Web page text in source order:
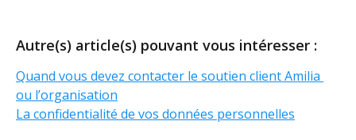
Autre(s) article(s) pouvant vous intéresser :
Quand vous devez contacter le soutien client Amilia
ou l’organisation
La confidentialité de vos données personnelles